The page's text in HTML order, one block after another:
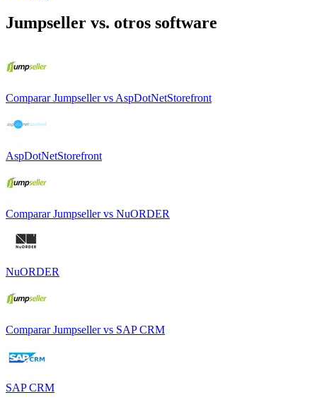
Jumpseller vs. otros software
Comparar Jumpsellervs AspDotNetStorefront
AspDotNetStorefront
Comparar Jumpsellervs NuORDER
NuORDER
Comparar Jumpsellervs SAP CRM
SAP CRM